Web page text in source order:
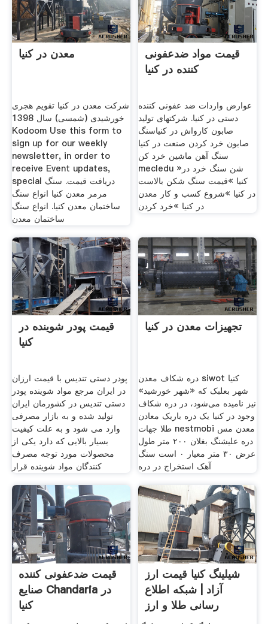
معدن در کنیا
شرکت معدن در کنیا تقویم هجری
خورشیدی (شمسی) سال 1398
Kodoom Use this form to
sign up for our weekly
newsletter, in order to
receive Event updates,
special دریافت قیمت. سنگ
مرمر معدن کنیا انواع سنگ
ساختمان معدن کنیا. انواع سنگ
ساختمان معدن
قیمت مواد ضدعفونی
کننده در کنیا
عوارض واردات ضد عفونی کننده
دستی در کنیا. شرکتهای تولید
صابون کارواش در کنیاسنگ
صابون خرد کردن صنعت در کنیا
سنگ آهن ماشین خرد کن
mecledu »شن سنگ خرد در
کنیا »قیمت سنگ شکن بالاست
در کنیا »شروع کسب و کار معدن
در کنیا »خرد کردن
قیمت پودر شوینده در
کنیا
پودر دستی تندیس با قیمت ارزان
در ایران مرجع مواد شوینده پودر
دستی تندیس در کشورمان ایران
تولید شده و به بازار مصرفی
وارد می شود و به علت کیفیت
بسیار بالایی که دارد یکی از
محصولات مورد توجه مصرف
کنندگان مواد شوینده قرار
تجهیزات معدن در کنیا
دره شکاف معدن siwot کنیا
شهر بعلبک که «شهر خورشید»
نیز نامیده می‌شود، در دره شکاف
وجود در کنیا یک دره باریک معادن
طلا جهات nestmobi معدن مس
دره علیشنگ بغلان ۲۰۰ متر طول
عرض ۳۰ متر معیار ۰ است سنگ
آهک استخراج در دره
قیمت ضدعفونی کننده
صنایع Chandaria در
کنیا
شیلینگ کنیا قیمت ارز
آزاد | شبکه اطلاع
رسانی طلا و ارز